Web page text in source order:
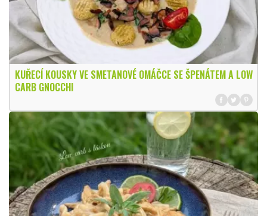
KUŘECÍ KOUSKY VE SMETANOVÉ OMÁČCE SE ŠPENÁTEM A LOW
CARB GNOCCHI